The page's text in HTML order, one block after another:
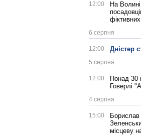
12:00
На
фіктивних
6 серпня
12:00 Дністер
5 серпня
12:00
Понад 30
Говерлі
4 серпня
15:00
Борислав
місцеву